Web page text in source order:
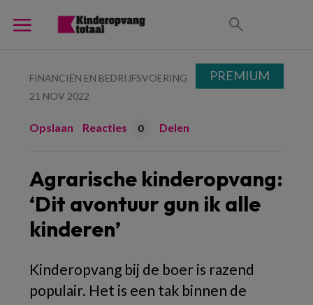
FINANCIËN EN BEDRIJFSVOERING
21 NOV 2022
Opslaan Reacties 0 Delen
Agrarische kinderopvang:
‘Dit avontuur gun ik alle
kinderen’
Kinderopvang bij de boer is razend
populair. Het is een tak binnen de
PREMIUM